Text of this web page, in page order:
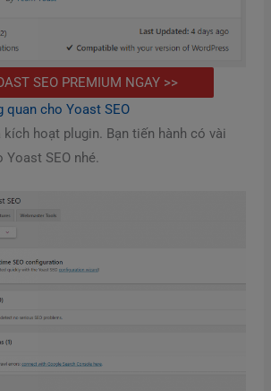
SEO PREMIUM NGAY >>
cho Yoast SEO
hoạt plugin. Bạn tiến hành có vài
SEO nhé.